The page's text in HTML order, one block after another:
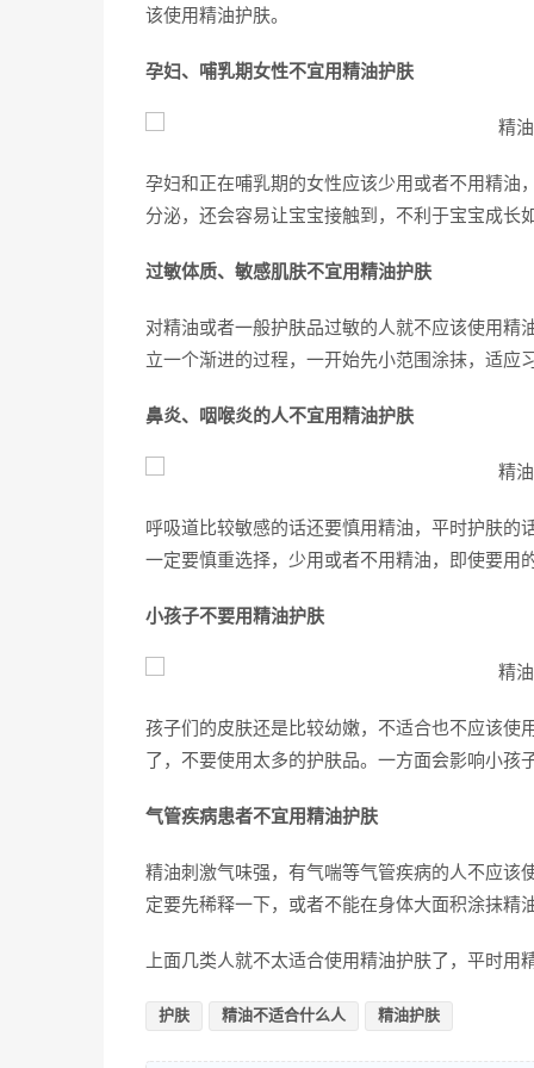
该使用精油护肤。
孕妇、哺乳期女性不宜用精油护肤
孕妇和正在哺乳期的女性应该少用或者不用精油
分泌，还会容易让宝宝接触到，不利于宝宝成长
过敏体质、敏感肌肤不宜用精油护肤
对精油或者一般护肤品过敏的人就不应该使用精
立一个渐进的过程，一开始先小范围涂抹，适应
鼻炎、咽喉炎的人不宜用精油护肤
呼吸道比较敏感的话还要慎用精油，平时护肤的
一定要慎重选择，少用或者不用精油，即使要用
小孩子不要用精油护肤
孩子们的皮肤还是比较幼嫩，不适合也不应该使
了，不要使用太多的护肤品。一方面会影响小
气管疾病患者不宜用精油护肤
精油刺激气味强，有气喘等气管疾病的人不应该
定要先稀释一下，或者不能在身体大面积涂抹精
上面几类人就不太适合使用精油护肤了，平时用
护肤 精油不适合什么人 精油护肤